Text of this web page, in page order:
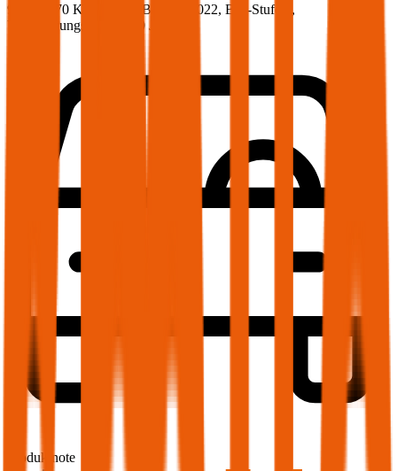
95.1 PS/70 KW, diesel, Baujahr 2022, BM-Stufe
,
Versicherungsnehmer 30 Jahre
Produktnote